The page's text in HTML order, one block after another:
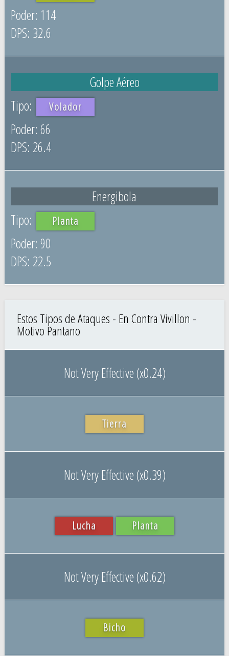
114
32.6
Golpe Aéreo
Volador
66
26.4
Energibola
Planta
90
22.5
Estos Tipos de Ataques - En Contra Vivillon -
Motivo Pantano
Not Very Effective (x0.24)
Tierra
Not Very Effective (x0.39)
Lucha Planta
Not Very Effective (x0.62)
Bicho